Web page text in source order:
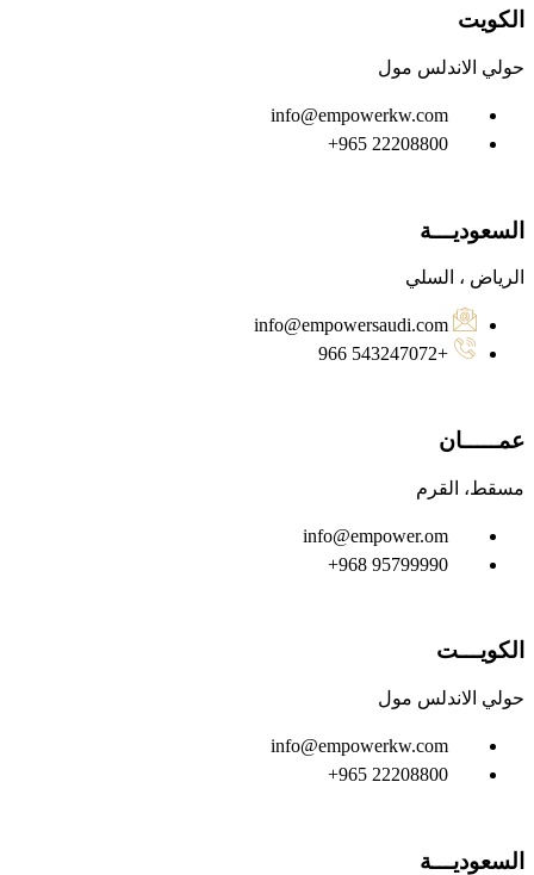
الكويت
حولي الاندلس مول
info@empowerkw.com
‪+965 22208800
السعوديـــة
الرياض ، السلي
info@empowersaudi.com
+966 543247072‬
عمـــــان
مسقط، القرم
info@empower.om
‪+968 95799990
الكويـــت
حولي الاندلس مول
info@empowerkw.com
‪+965 22208800
السعوديـــة